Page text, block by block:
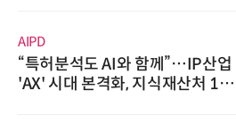
AIPD
“특허분석도 AI와 함께”…IP산업
'AX' 시대 본격화, 지식재산처 1호